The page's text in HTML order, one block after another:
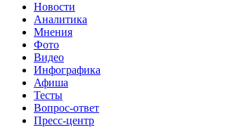
Новости
Аналитика
Мнения
Фото
Видео
Инфографика
Афиша
Тесты
Вопрос-ответ
Пресс-центр